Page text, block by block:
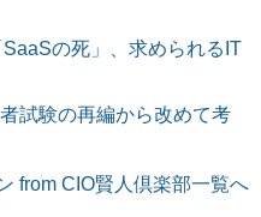
の死」、求められるIT
試験の再編から改めて考
from CIO賢人倶楽部一覧へ